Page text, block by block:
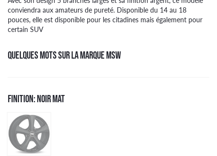
conviendra aux amateurs de pureté. Disponible du 14 au 18
pouces, elle est disponible pour les citadines mais également pour
certain SUV
QUELQUES MOTS SUR LA MARQUE MSW
FINITION: NOIR MAT